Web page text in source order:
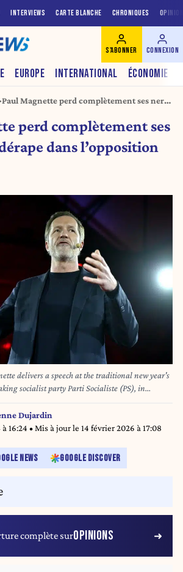
INTERVIEWS CARTE BLANCHE CHRONIQUES
EUROPE INTERNATIONAL ÉCONOMIE
S'ABONNER CONNEXION
Paul Magnette perd complètement ses nerfs
perd complètement ses
dans l’opposition
delivers a speech at the traditional new year's
socialist party Parti Socialiste (PS), in
2025. BELGA PHOTO ERIC LALMAND
Dujardin
16:24 • Mis à jour le 14 février 2026 à 17:08
NEWS GOOGLE DISCOVER
complète surOPINIONS